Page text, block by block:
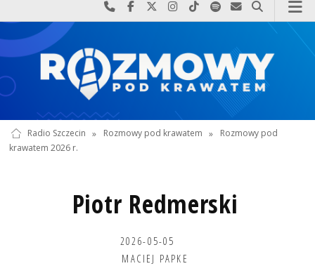
Najlepiej po prostu do nas zadzwoń
Odwiedź nas na Facebook-u
Odwiedź nas na X
Odwiedź nas na Instagram-ie
Odwiedź nas na TikTok-u
Szukaj nas na Spotify
Wyślij do nas
Szukaj
Radio Szczecin » Rozmowy pod krawatem »
Rozmowy pod
krawatem 2026 r.
Piotr Redmerski
2026-05-05
MACIEJ PAPKE